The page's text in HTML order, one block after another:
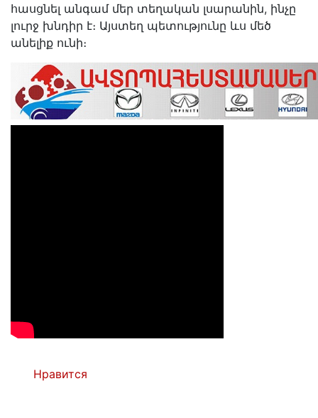
հասցնել անգամ մեր տեղական լսարանին, ինչը
լուրջ խնդիր է։ Այստեղ պետությունը ևս մեծ
անելիք ունի։
Нравится